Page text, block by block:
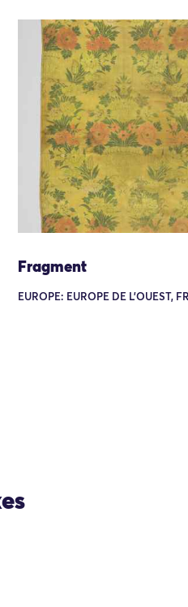
Fragment
EUROPE: EUROPE DE L'OUEST,